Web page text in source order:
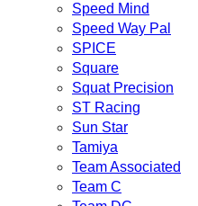
Speed Mind
Speed Way Pal
SPICE
Square
Squat Precision
ST Racing
Sun Star
Tamiya
Team Associated
Team C